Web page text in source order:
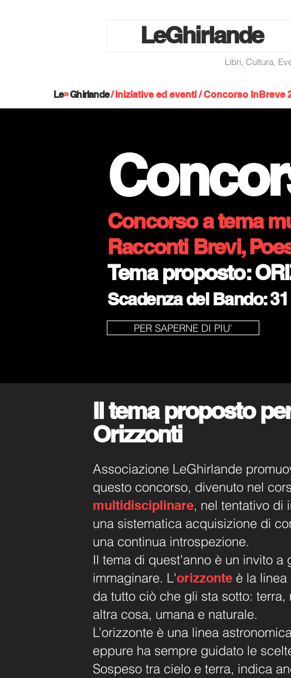
LeGhirlande
Libri, Cultura,
Le»Ghirlande/Iniziative ed eventi/ Concorso InBreve
Concorso a tema
Racconti Brevi,
Tema proposto:
Scadenza del Bando: 3
PER SAPERNE DI PIU'
Il tema proposto
Orizzonti
Associazione LeGhirlande
questo concorso, divenuto nel
multidisciplinare, nel tentativo di
una sistematica acquisizione di
una continua introspezione.
Il tema di quest'anno è un invito a
immaginare. L'orizzonte è la
da tutto ciò che gli sta sotto: terra,
altra cosa, umana e naturale.
L’orizzonte è una linea
eppure ha sempre guidato le
Sospeso tra cielo e terra, indica